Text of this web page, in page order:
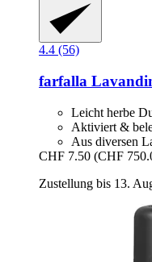
4.4 (56)
farfalla
Leicht herbe
Aktiviert &
Aus diversen
CHF 7.50 (CHF
Zustellung bis 13.